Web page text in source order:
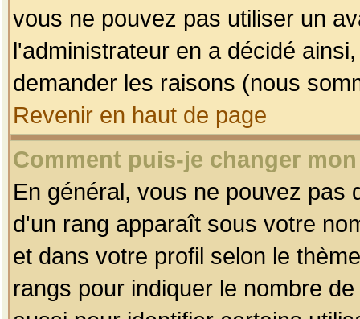
vous ne pouvez pas utiliser un
l'administrateur en a décidé
demander les raisons (nous
Revenir en haut de page
Comment puis-je changer
En général, vous ne pouvez pas
d'un rang apparaît sous votre
et dans votre profil selon le
rangs pour indiquer le nombre